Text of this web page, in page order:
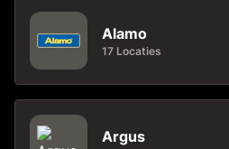
Alamo
17 Locaties
Argus